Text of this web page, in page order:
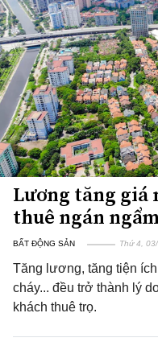
Lương tăng giá
thuê ngán
BẤT ĐỘNG SẢN Thứ 4,
Tăng lương, tăng tiện
cháy... đều trở thành lý
khách thuê trọ.